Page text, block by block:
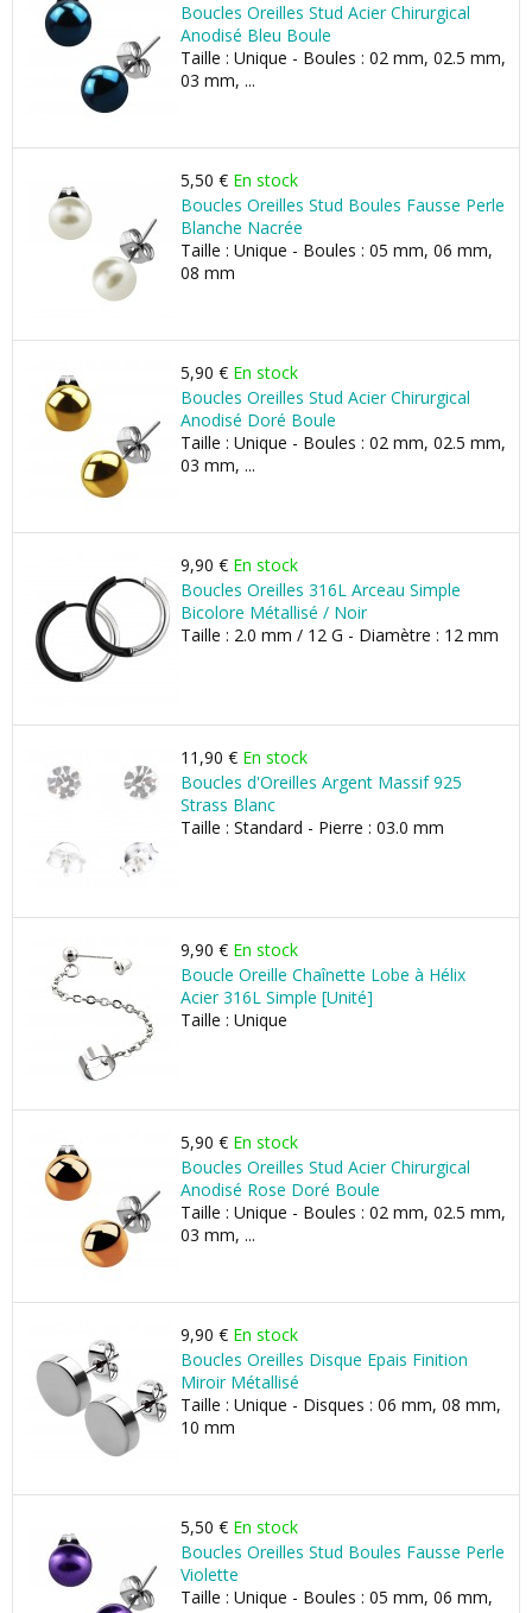
Boucles Oreilles Stud Acier Chirurgical
Anodisé Bleu Boule
Taille : Unique - Boules : 02 mm, 02.5 mm,
03 mm, ...
5,50 € En stock
Boucles Oreilles Stud Boules Fausse Perle
Blanche Nacrée
Taille : Unique - Boules : 05 mm, 06 mm,
08 mm
5,90 € En stock
Boucles Oreilles Stud Acier Chirurgical
Anodisé Doré Boule
Taille : Unique - Boules : 02 mm, 02.5 mm,
03 mm, ...
9,90 € En stock
Boucles Oreilles 316L Arceau Simple
Bicolore Métallisé / Noir
Taille : 2.0 mm / 12 G - Diamètre : 12 mm
11,90 € En stock
Boucles d'Oreilles Argent Massif 925
Strass Blanc
Taille : Standard - Pierre : 03.0 mm
9,90 € En stock
Boucle Oreille Chaînette Lobe à Hélix
Acier 316L Simple [Unité]
Taille : Unique
5,90 € En stock
Boucles Oreilles Stud Acier Chirurgical
Anodisé Rose Doré Boule
Taille : Unique - Boules : 02 mm, 02.5 mm,
03 mm, ...
9,90 € En stock
Boucles Oreilles Disque Epais Finition
Miroir Métallisé
Taille : Unique - Disques : 06 mm, 08 mm,
10 mm
5,50 € En stock
Boucles Oreilles Stud Boules Fausse Perle
Violette
Taille : Unique - Boules : 05 mm, 06 mm,